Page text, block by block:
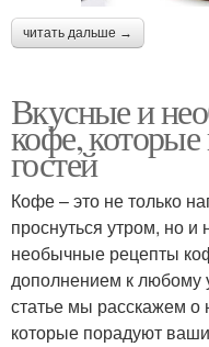
читать дальше →
Вкусные и
кофе,
гостей
Кофе – это не только
проснуться утром, но и
необычные рецепты
дополнением к любому
статье мы расскажем о
которые порадуют